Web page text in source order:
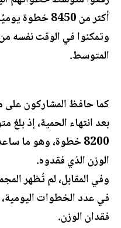
أكثر من 8450
المتوسط.
كما حافظ المشاركون على
بعد انتهاء الحمية، إذ
8200 خطوة، وهو ما
الوزن الذي فقدوه.
وفي المقابل، لم تُظهر
في عدد الخطوات
فقدان الوزن.